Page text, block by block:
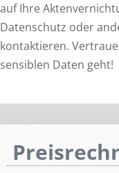
auf Ihre
Datenschutz oder
kontaktieren.
sensiblen Daten geht!